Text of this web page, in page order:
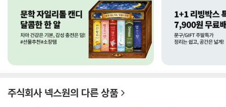
주식회사 넥스원의 다른 상품